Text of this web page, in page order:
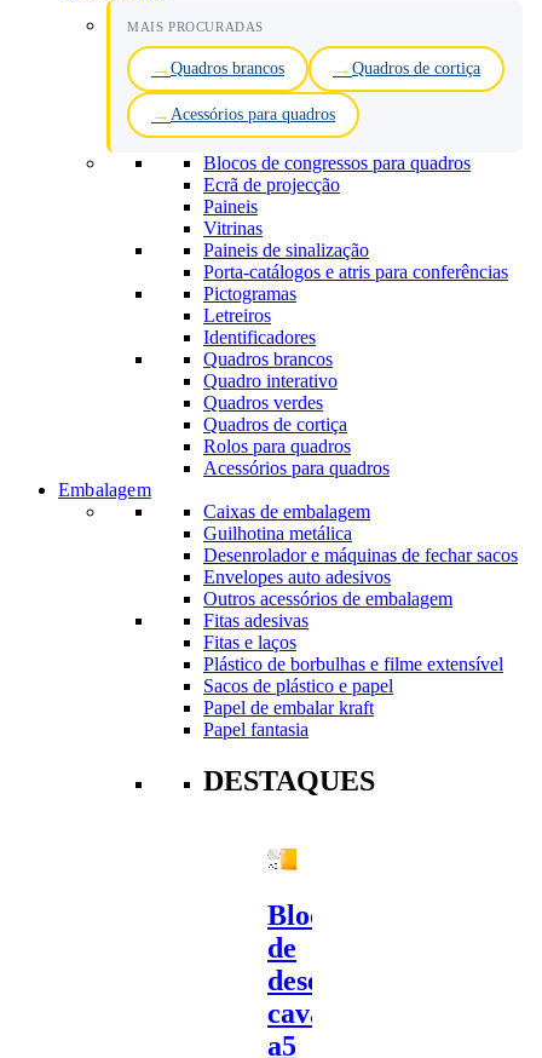
MAIS PROCURADAS
Quadros brancos Quadros de cortiça
Acessórios para quadros
Blocos de congressos para quadros
Ecrã de projecção
Paineis
Vitrinas
Paineis de sinalização
Porta-catálogos e atris para conferências
Pictogramas
Letreiros
Identificadores
Quadros brancos
Quadro interativo
Quadros verdes
Quadros de cortiça
Rolos para quadros
Acessórios para quadros
Embalagem
Caixas de embalagem
Guilhotina metálica
Desenrolador e máquinas de fechar sacos
Envelopes auto adesivos
Outros acessórios de embalagem
Fitas adesivas
Fitas e laços
Plástico de borbulhas e filme extensível
Sacos de plástico e papel
Papel de embalar kraft
Papel fantasia
DESTAQUES
Bloco
de
desenho
cavalinho
a5